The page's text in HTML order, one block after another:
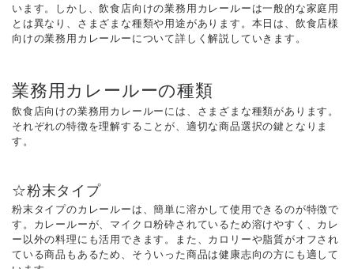
います。しかし、飲食店向けの業務用カレールーは一般的な家庭用
とは異なり、さまざまな種類や用途があります。本日は、飲食店様
向けの業務用カレールーについて詳しく解説していきます。
業務用カレールーの種類
飲食店向けの業務用カレールーには、さまざまな種類があります。
それぞれの特徴を理解することが、適切な商品選択の鍵となりま
す。
☆粉末タイプ
粉末タイプのカレールーは、簡単に溶かして使用できるのが特徴で
す。カレールーが、マイクロ粉砕されているため溶けやすく、カレ
ー以外の料理にも活用できます。また、カロリーや脂質がオフされ
ている商品もあるため、そういった商品は健康志向の方にも適して